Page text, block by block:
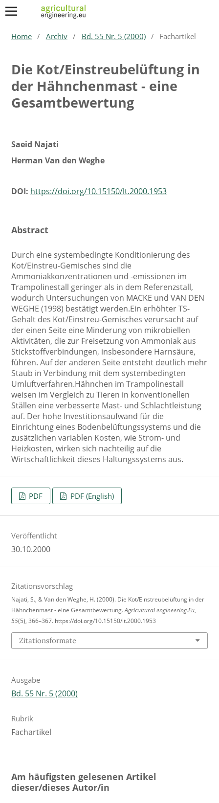
Home / Archiv / Bd. 55 Nr. 5 (2000) / Fachartikel
Die Kot/Einstreubelüftung in
der Hähnchenmast - eine
Gesamtbewertung
Saeid Najati
Herman Van den Weghe
DOI: https://doi.org/10.15150/lt.2000.1953
Abstract
Durch eine systembedingte Konditionierung des
Kot/Einstreu-Gemisches sind die
Ammoniakkonzentrationen und -emissionen im
Trampolinestall geringer als in dem Referenzstall,
wodurch Untersuchungen von MACKE und VAN DEN
WEGHE (1998) bestätigt werden.Ein erhöhter TS-
Gehalt des Kot/Einstreu-Gemisches verursacht auf
der einen Seite eine Minderung von mikrobiellen
Aktivitäten, die zur Freisetzung von Ammoniak aus
Stickstoffverbindungen, insbesondere Harnsäure,
führen. Auf der anderen Seite entsteht deutlich mehr
Staub in Verbindung mit dem systembedingten
Umluftverfahren.Hähnchen im Trampolinestall
weisen im Vergleich zu Tieren in konventionellen
Ställen eine verbesserte Mast- und Schlachtleistung
auf. Der hohe Investitionsaufwand für die
Einrichtung eines Bodenbelüftungssystems und die
zusätzlichen variablen Kosten, wie Strom- und
Heizkosten, wirken sich nachteilig auf die
Wirtschaftlichkeit dieses Haltungssystems aus.
PDF PDF (English)
Veröffentlicht
30.10.2000
Zitationsvorschlag
Najati, S., & Van den Weghe, H. (2000). Die Kot/Einstreubelüftung in der
Hähnchenmast - eine Gesamtbewertung.Agricultural engineering.Eu,
55(5), 366–367. https://doi.org/10.15150/lt.2000.1953
Zitationsformate
Ausgabe
Bd. 55 Nr. 5 (2000)
Rubrik
Fachartikel
Am häufigsten gelesenen Artikel
dieser/dieses Autor/in